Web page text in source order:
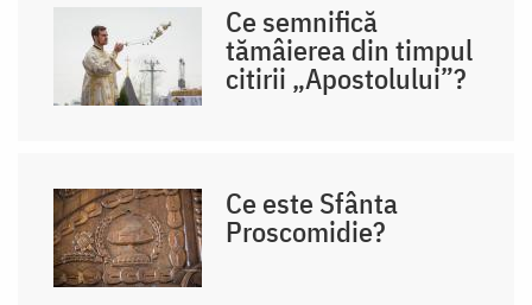
Ce semnifică
tămâierea din timpul
citirii „Apostolului”?
Ce este Sfânta
Proscomidie?